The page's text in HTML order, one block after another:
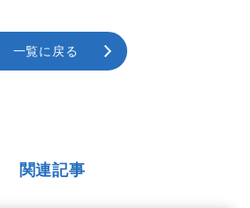
一覧に戻る
関連記事